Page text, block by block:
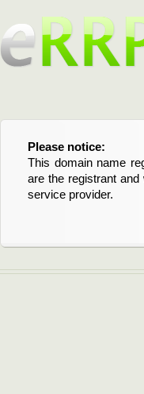
Please notice:
This domain name
are the registrant
service provider.
Bitte beachten Sie:
Diese
Domain stehen an.
verlängern möchten,